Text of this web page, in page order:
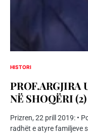
HISTORI
NË SHOQËRI (2)
Prizren, 22 prill 2019: •
radhët e atyre familjeve